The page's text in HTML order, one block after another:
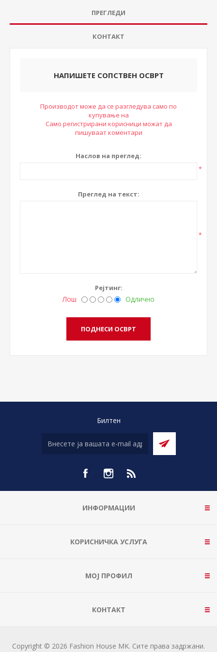
ПРЕГЛЕДИ
КОНТАКТ
НАПИШЕТЕ СОПСТВЕН ОСВРТ
Производот може да се разгледува само по
купување на
Само регистрирани корисници можат да
пишуваат коментари
Наслов на преглед:
*
Преглед на текст:
*
Рејтинг:
Лош Одлично
Билтен
ИНФОРМАЦИИ
КОРИСНИЧКА УСЛУГА
МОЈ ПРОФИЛ
КОНТАКТ
Copyright © 2026 Fashion House MK. Сите права задржани.